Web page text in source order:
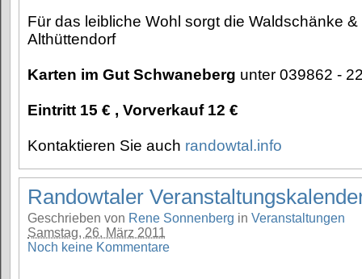
Für das leibliche Wohl sorgt die Waldschänke
Althüttendorf
Karten im Gut Schwaneberg unter 039862 -
Eintritt 15 € , Vorverkauf 12 €
Kontaktieren Sie auch randowtal.info
Randowtaler
Geschrieben von Rene Sonnenberg in Veranstaltungen
Samstag, 26. März 2011
Noch keine Kommentare